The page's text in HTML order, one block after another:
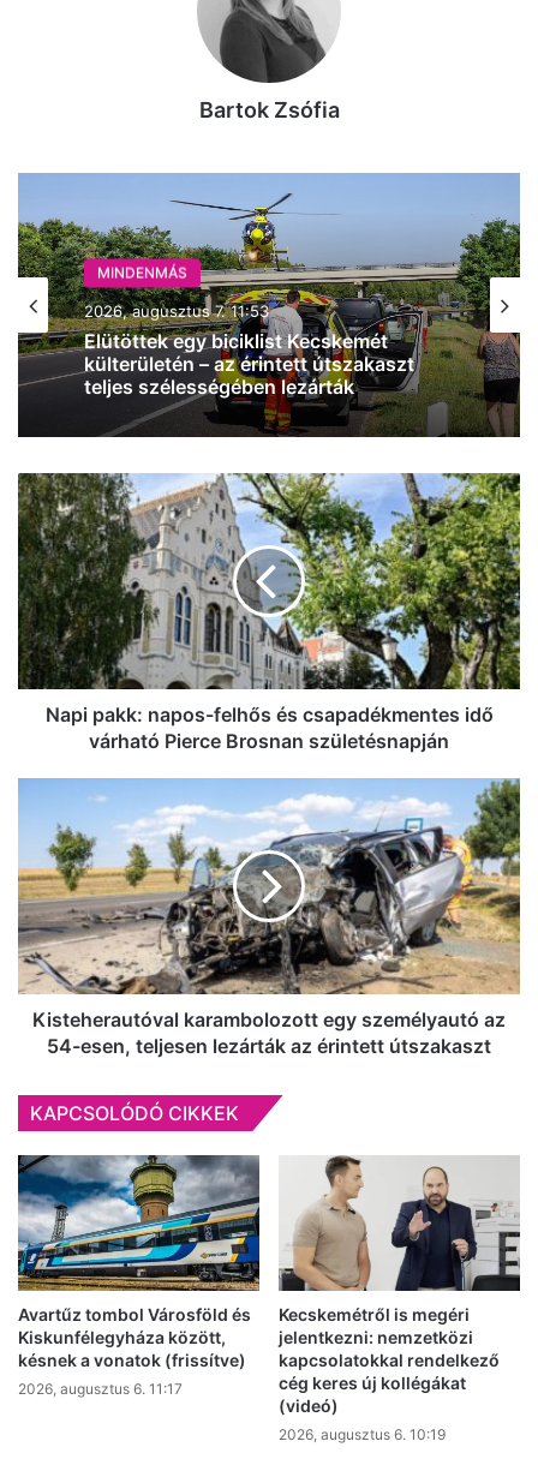
Bartok Zsófia
MINDENMÁS
2026, augusztus 7. 11:32
Négyes karambol történt az M5-ösön,
alakul a torlódás
Napi
pakk:
napos-
felhős
és
csapadékmentes
idő
várható
Pierce
Brosnan
születésnapján
Napi pakk: napos-felhős és csapadékmentes idő
várható Pierce Brosnan születésnapján
személyautó
az
54-
esen,
teljesen
lezárták
érintett
Kisteherautóval karambolozott egy személyautó az
54-esen, teljesen lezárták az érintett útszakaszt
KAPCSOLÓDÓ CIKKEK
Avartűz tombol Városföld és
Kiskunfélegyháza között,
késnek a vonatok (frissítve)
2026, augusztus 6. 11:17
Kecskemétről is megéri
jelentkezni: nemzetközi
kapcsolatokkal rendelkező
cég keres új kollégákat
(videó)
2026, augusztus 6. 10:19